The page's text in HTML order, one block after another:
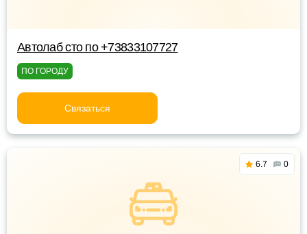
Автолаб сто по +73833107727
ПО ГОРОДУ
Связаться
6.7 0